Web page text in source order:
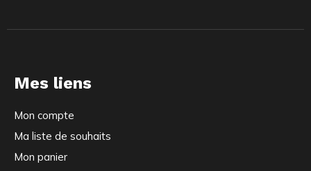
Mes liens
Mon compte
Ma liste de souhaits
Mon panier